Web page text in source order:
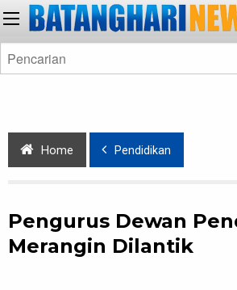
Home Pendidikan
Pengurus Dewan
Merangin Dilantik